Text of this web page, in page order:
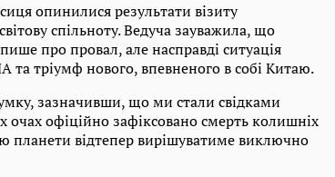
опинилися результати візиту
спільноту. Ведуча зауважила, що
про провал, але насправді ситуація
та тріумф нового, впевненого в собі Китаю.
зазначивши, що ми стали свідками
офіційно зафіксовано смерть колишніх
відтепер вирішуватиме виключно